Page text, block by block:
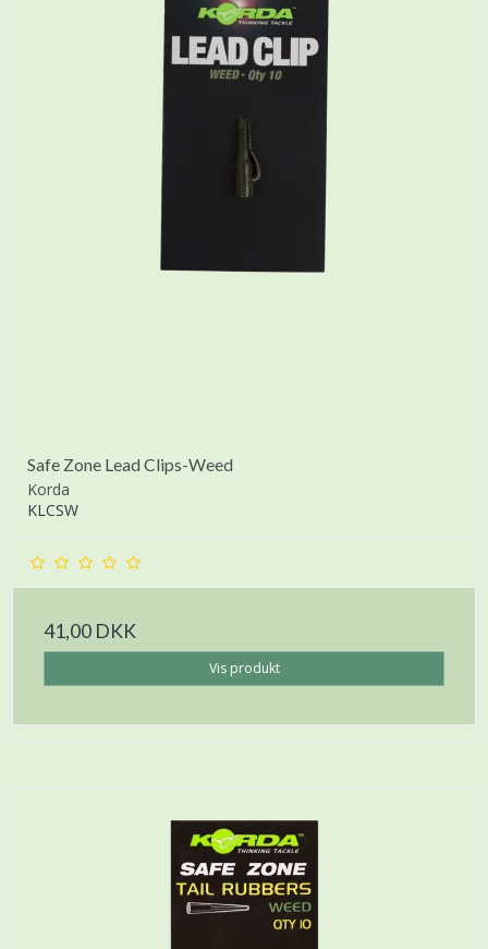
Safe Zone Lead Clips-Weed
Korda
KLCSW
41,00 DKK
Vis produkt